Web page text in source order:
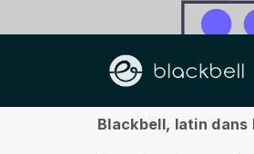
Hakkımızda
Blackbell, latin dans